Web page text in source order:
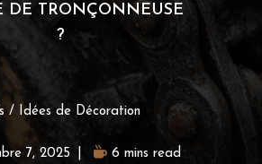
DE TRONÇONNEUSE
?
/ Idées de Décoration
7, 2025
6 mins read